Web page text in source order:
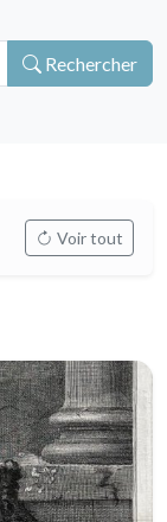
Rechercher
Voir tout